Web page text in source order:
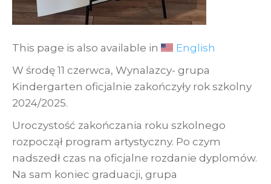
This page is also available in
English
W środę 11 czerwca, Wynalazcy- grupa
Kindergarten oficjalnie zakończyły rok szkolny
2024/2025.
Uroczystość zakończania roku szkolnego
rozpoczął program artystyczny. Po czym
nadszedł czas na oficjalne rozdanie dyplomów.
Na sam koniec graduacji, grupa